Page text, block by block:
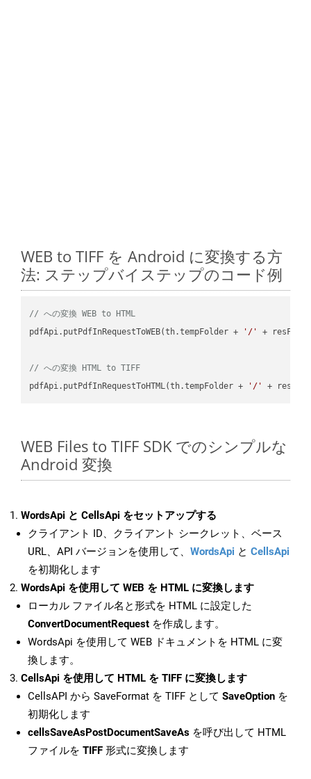
WEB to TIFF を Android に変換する方
法: ステップバイステップのコード例
// への変換 WEB to HTML
pdfApi.putPdfInRequestToWEB(th.tempFolder +
'/' +
// への変換 HTML to TIFF
pdfApi.putPdfInRequestToHTML(th.tempFolder +
'/' +
WEB Files to TIFF SDK でのシンプルな
Android 変換
WordsApi と CellsApi をセットアップする
クライアント ID、クライアント シークレット、ベース
URL、API バージョンを使用して、 WordsApi と CellsApi
を初期化します
WordsApi を使用して WEB を HTML に変換します
ローカル ファイル名と形式を HTML に設定した
ConvertDocumentRequest を作成します。
WordsApi を使用して WEB ドキュメントを HTML に変
換します。
CellsApi を使用して HTML を TIFF に変換します
CellsAPI から SaveFormat を TIFF として SaveOption を
初期化します
cellsSaveAsPostDocumentSaveAs を呼び出して HTML
ファイルを TIFF 形式に変換します